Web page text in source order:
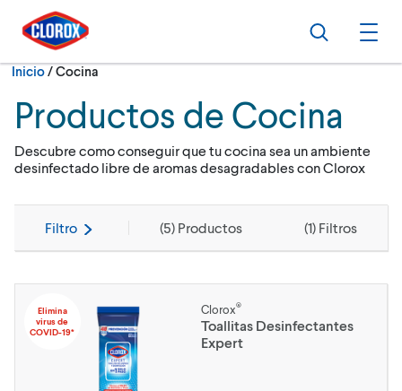
Ir al Menú principal
Ir a Contenido
Ir al Pie de página
Buscar
Inicio/Actualmente:
Cocina
Productos de Cocina
Descubre como conseguir que tu cocina sea un ambiente
desinfectado libre de aromas desagradables con Clorox
Filtro (5) Productos (1) Filtros
Elimina
virus de
COVID-19*
Clorox®
Toallitas Desinfectantes
Expert